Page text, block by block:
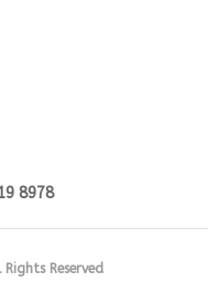
8978
Reserved